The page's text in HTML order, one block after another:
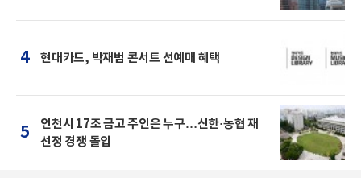
4 현대카드, 박재범 콘서트 선예매 혜택
5
인천시 17조 금고 주인은 누구…신한·농협 재
선정 경쟁 돌입